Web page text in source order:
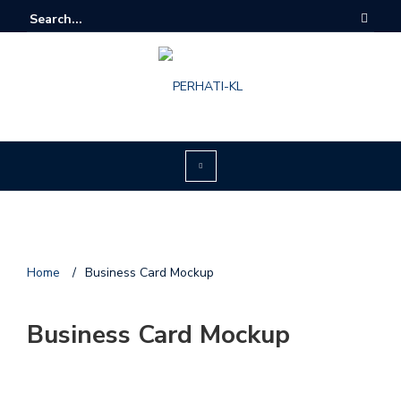
Home / Business Card Mockup
Business Card Mockup